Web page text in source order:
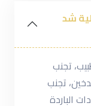
شد
تجنب
تجنب
الباردة